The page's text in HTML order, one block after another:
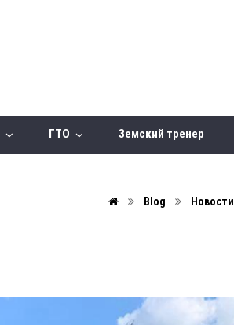
ГТО Земский тренер
Blog Новости